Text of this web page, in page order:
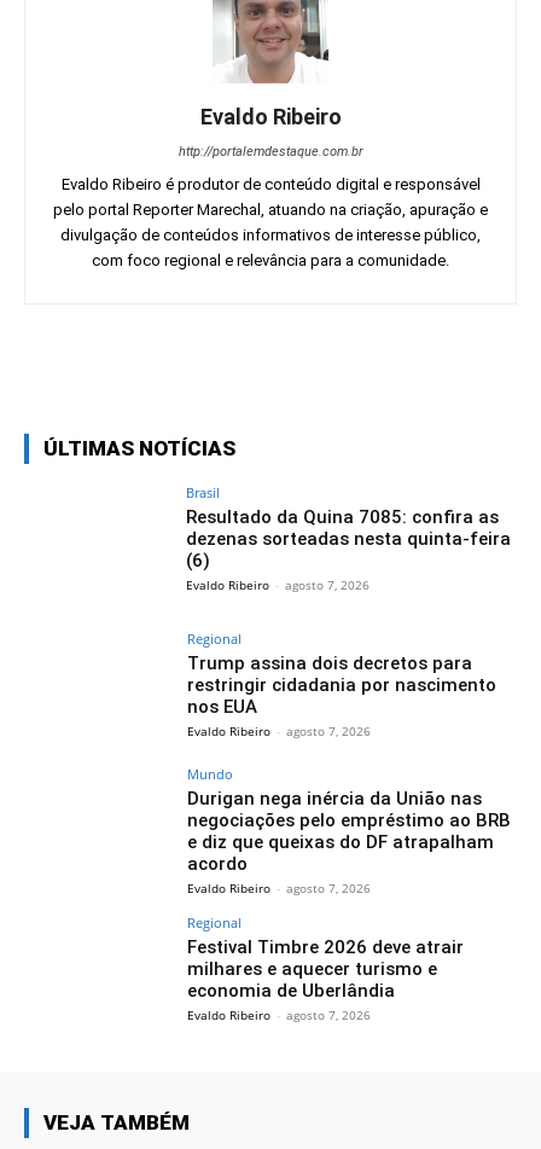
Evaldo Ribeiro
http://portalemdestaque.com.br
Evaldo Ribeiro é produtor de conteúdo digital e responsável
pelo portal Reporter Marechal, atuando na criação, apuração e
divulgação de conteúdos informativos de interesse público,
com foco regional e relevância para a comunidade.
ÚLTIMAS NOTÍCIAS
Brasil
Resultado da Quina 7085: confira as
dezenas sorteadas nesta quinta-feira
(6)
Evaldo Ribeiro - agosto 7, 2026
Regional
Trump assina dois decretos para
restringir cidadania por nascimento
nos EUA
Evaldo Ribeiro - agosto 7, 2026
Mundo
Durigan nega inércia da União nas
negociações pelo empréstimo ao BRB
e diz que queixas do DF atrapalham
acordo
Evaldo Ribeiro - agosto 7, 2026
Regional
Festival Timbre 2026 deve atrair
milhares e aquecer turismo e
economia de Uberlândia
Evaldo Ribeiro - agosto 7, 2026
VEJA TAMBÉM